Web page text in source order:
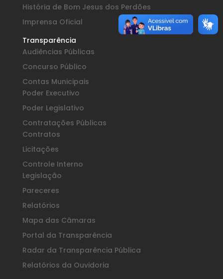
História de Bom Jesus dos Perdões
Imprensa Oficial
Transparência
Audiências Públicas
Concurso Público
Contas Municipais
Poder Executivo
Poder Legislativo
Contratações Públicas
Contratos
Licitações
Controle Interno
Legislação
Pareceres
Relatórios
Mapa das Câmaras
Portal da Transparência
Radar da Transparência Pública
Relatórios da Ouvidoria